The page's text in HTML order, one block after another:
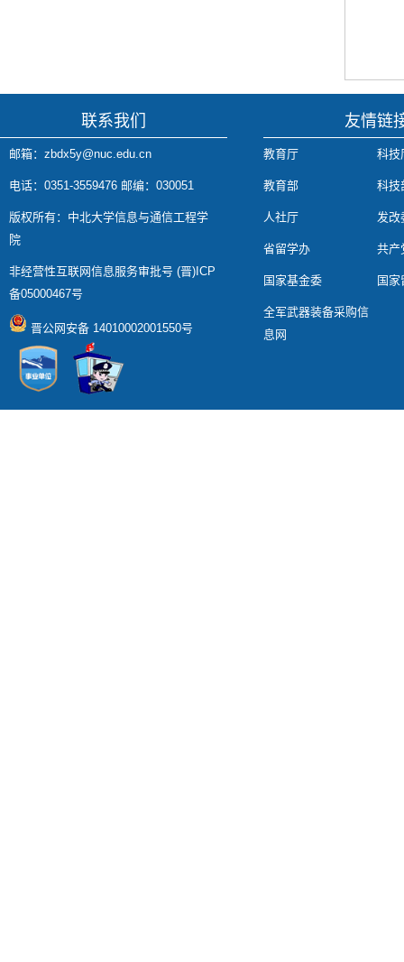
联系我们
邮箱：zbdx5y@nuc.edu.cn
电话：0351-3559476 邮编：030051
版权所有：中北大学信息与通信工程学
院
非经营性互联网信息服务审批号 (晋)ICP
备05000467号
晋公网安备 14010002001550号
友情链
教育厅 科技
教育部 科技
人社厅 发改
省留学办 共产
国家基金委 国
全军武器装备采购信
息网